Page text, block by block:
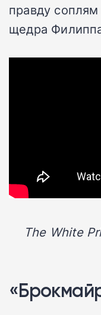
правду
щедра
The White